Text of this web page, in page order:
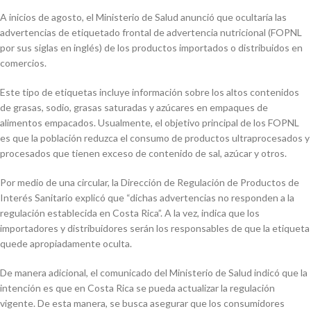
A inicios de agosto, el Ministerio de Salud anunció que ocultaría las
advertencias de etiquetado frontal de advertencia nutricional (FOPNL
por sus siglas en inglés) de los productos importados o distribuidos en
comercios.
Este tipo de etiquetas incluye información sobre los altos contenidos
de grasas, sodio, grasas saturadas y azúcares en empaques de
alimentos empacados. Usualmente, el objetivo principal de los FOPNL
es que la población reduzca el consumo de productos ultraprocesados y
procesados que tienen exceso de contenido de sal, azúcar y otros.
Por medio de una circular, la Dirección de Regulación de Productos de
Interés Sanitario explicó que “dichas advertencias no responden a la
regulación establecida en Costa Rica”. A la vez, indica que los
importadores y distribuidores serán los responsables de que la etiqueta
quede apropiadamente oculta.
De manera adicional, el comunicado del Ministerio de Salud indicó que la
intención es que en Costa Rica se pueda actualizar la regulación
vigente. De esta manera, se busca asegurar que los consumidores